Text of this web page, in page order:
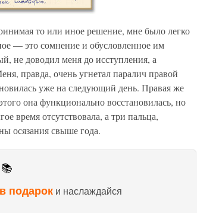
то или иное решение, мне было легко
— это сомнение и обусловленное им
не доводил меня до исступления, а
правда, очень угнетал паралич правой
уже на следующий день. Правая же
она функционально восстановилась, но
время отсутствовала, а три пальца,
осязания свыше года.
подарок и наслаждайся